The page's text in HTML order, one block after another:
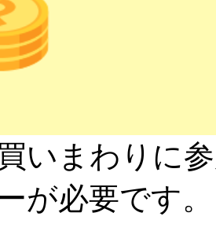
いまわりに
が必要です。